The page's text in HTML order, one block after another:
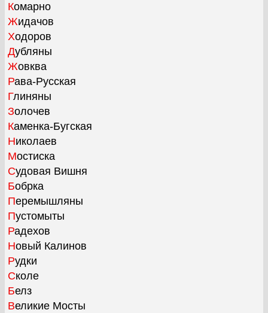
Комарно
Жидачов
Ходоров
Дубляны
Жовква
Рава-Русская
Глиняны
Золочев
Каменка-Бугская
Николаев
Мостиска
Судовая Вишня
Бобрка
Перемышляны
Пустомыты
Радехов
Новый Калинов
Рудки
Сколе
Белз
Великие Мосты